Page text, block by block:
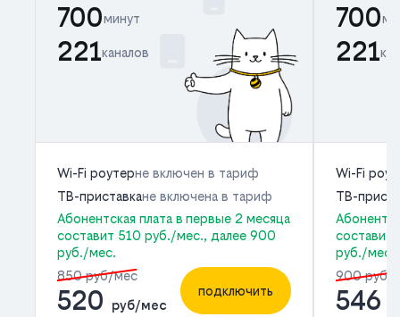
700минут
221каналов
Wi-Fi роутерне включен в тариф
ТВ-приставкане включена в тариф
Абонентская плата в первые 2 месяца
составит 510 руб./мес., далее 900
руб./мес.
850 руб/мес
520 руб/мес
подключить
700
221
Wi-Fi
ТВ-
составит
руб./мес.
900 руб/
546